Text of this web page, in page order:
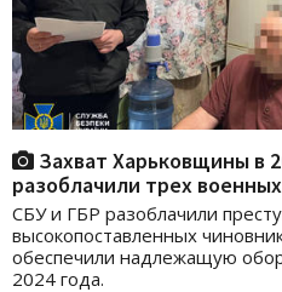
Захват Харьковщины в
разоблачили трех
СБУ и ГБР разоблачили
высокопоставленных
обеспечили надлежащую
2024 года.